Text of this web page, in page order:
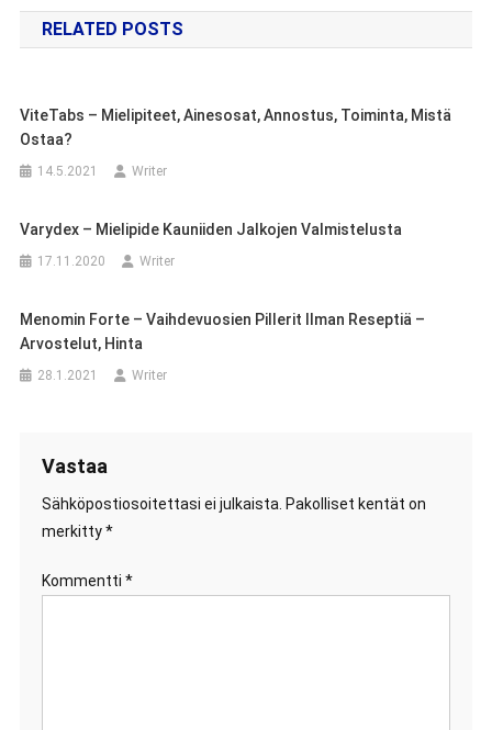
RELATED POSTS
ViteTabs – Mielipiteet, Ainesosat, Annostus, Toiminta, Mistä
Ostaa?
14.5.2021 Writer
Varydex – Mielipide Kauniiden Jalkojen Valmistelusta
17.11.2020 Writer
Menomin Forte – Vaihdevuosien Pillerit Ilman Reseptiä –
Arvostelut, Hinta
28.1.2021 Writer
Vastaa
Sähköpostiosoitettasi ei julkaista. Pakolliset kentät on
merkitty*
Kommentti *